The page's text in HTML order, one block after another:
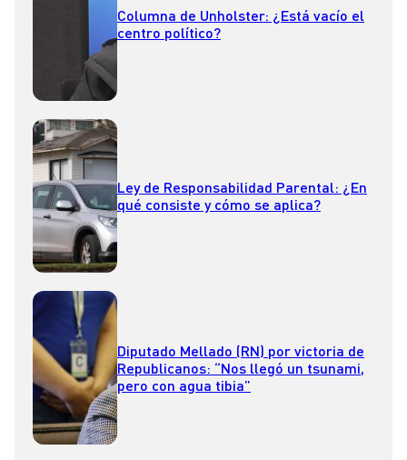
Columna de Unholster: ¿Está vacío el
centro político?
Ley de Responsabilidad Parental: ¿En
qué consiste y cómo se aplica?
Diputado Mellado (RN) por victoria de
Republicanos: “Nos llegó un tsunami,
pero con agua tibia”